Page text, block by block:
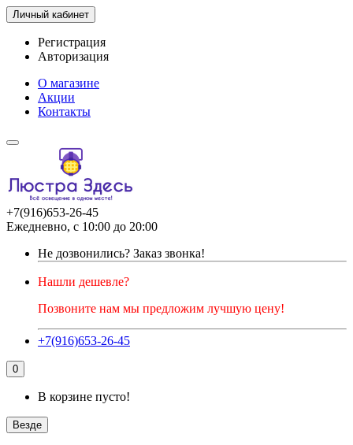
Личный кабинет
Регистрация
Авторизация
О магазине
Акции
Контакты
+7(916)653-26-45
Ежедневно, с 10:00 до 20:00
Не дозвонились? Заказ звонка!
Нашли дешевле?
Позвоните нам мы предложим лучшую цену!
+7(916)653-26-45
0
В корзине пусто!
Везде